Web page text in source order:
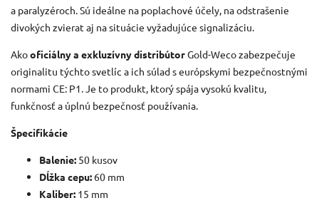
a paralyzéroch. Sú ideálne na poplachové účely, na odstrašenie
divokých zvierat aj na situácie vyžadujúce signalizáciu.
Akooficiálny a exkluzívny distribútorGold-Weco zabezpečuje
originalitu týchto svetlíc a ich súlad s európskymi bezpečnostnými
normami CE: P1. Je to produkt, ktorý spája vysokú kvalitu,
funkčnosť a úplnú bezpečnosť používania.
Špecifikácie
Balenie: 50 kusov
Dĺžka cepu: 60 mm
Kaliber: 15 mm